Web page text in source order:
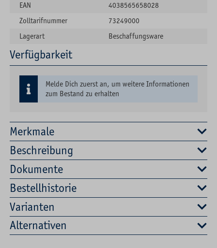
Merkmale
Beschreibung
Dokumente
Bestellhistorie
Varianten
Alternativen
EAN
4038565658028
Zolltarifnummer
73249000
Lagerart
Beschaffungsware
Verfügbarkeit
Melde Dich zuerst an, um weitere Informationen
zum Bestand zu erhalten